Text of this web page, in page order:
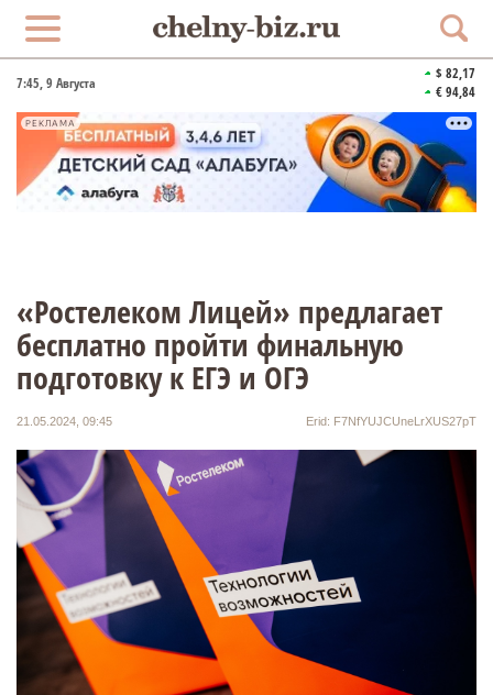
7:45, 9 Августа
$ 82,17
€ 94,84
РЕКЛАМА
«Ростелеком Лицей» предлагает
бесплатно пройти финальную
подготовку к ЕГЭ и ОГЭ
21.05.2024, 09:45 Erid: F7NfYUJCUneLrXUS27pT